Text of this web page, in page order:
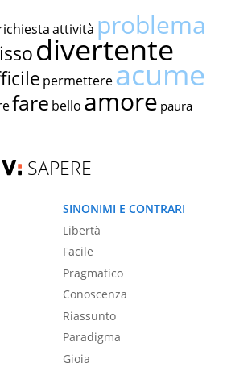
attività problema
divertente
permettereacume
fare bello amore paura
SAPERE
SINONIMI E CONTRARI
Libertà
Facile
Pragmatico
Conoscenza
Riassunto
Paradigma
Gioia